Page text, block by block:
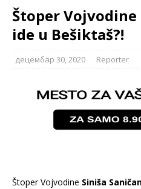
Štoper Vojvodine
ide u Bešiktaš?!
децембар 30, 2020 Reporter
Štoper Vojvodine Siniša